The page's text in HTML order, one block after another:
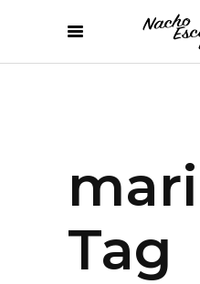
Tag